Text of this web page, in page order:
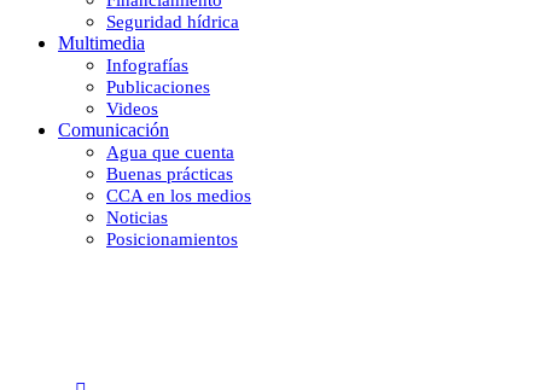
Seguridad hídrica
Multimedia
Infografías
Publicaciones
Videos
Comunicación
Agua que cuenta
Buenas prácticas
CCA en los medios
Noticias
Posicionamientos